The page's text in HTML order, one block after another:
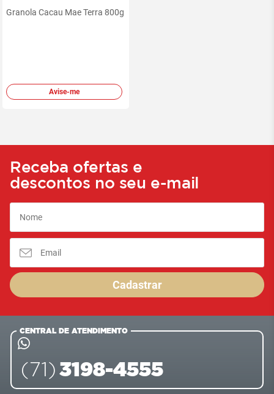
Granola Cacau Mae Terra 800g
Avise-me
Receba ofertas e
descontos no seu e-mail
Cadastrar
CENTRAL DE ATENDIMENTO
(71) 3198-4555